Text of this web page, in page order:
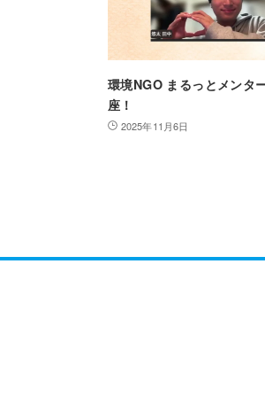
環境NGO まるっとメンタ
座！
2025年11月6日